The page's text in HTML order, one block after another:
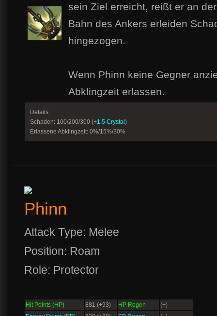
sein Ziel erreicht, reißt er an
Bahn des Ankers erleiden
hingezogen.
Wenn Phinn keine Gegner
Abklingzeit erlassen.
Details:
Schaden: 100/200/300 (+1.5 Crystal)
Erlassene Abklingzeit: 0%/15%/30%
Phinn
Attack Type: Melee
Position: Roam
Role: Protector
Hit Points (HP) 881 (+93) HP Regen
(+)